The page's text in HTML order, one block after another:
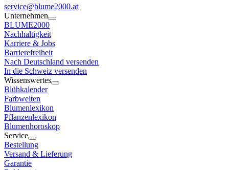
service@blume2000.at
Unternehmen
BLUME2000
Nachhaltigkeit
Karriere & Jobs
Barrierefreiheit
Nach Deutschland versenden
In die Schweiz versenden
Wissenswertes
Blühkalender
Farbwelten
Blumenlexikon
Pflanzenlexikon
Blumenhoroskop
Service
Bestellung
Versand & Lieferung
Garantie